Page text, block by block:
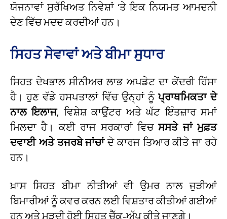
ਯੋਜਨਾਵਾਂ ਸੁਰੱਖਿਅਤ ਨਿਵੇਸ਼ਾਂ ‘ਤੇ ਇਕ ਨਿਯਮਤ ਆਮਦਨੀ
ਦੇਣ ਵਿੱਚ ਮਦਦ ਕਰਦੀਆਂ ਹਨ।
ਸਿਹਤ ਸੇਵਾਵਾਂ ਅਤੇ ਬੀਮਾ ਸੁਧਾਰ
ਸਿਹਤ ਦੇਖਭਾਲ ਸੀਨੀਅਰ ਲਾਭ ਅਪਡੇਟ ਦਾ ਕੇਂਦਰੀ ਹਿੱਸਾ
ਹੈ। ਹੁਣ ਵੱਡੇ ਹਸਪਤਾਲਾਂ ਵਿੱਚ ਉਨ੍ਹਾਂ ਨੂੰਪ੍ਰਾਥਮਿਕਤਾ ਦੇ
ਨਾਲ ਇਲਾਜ, ਵਿਸ਼ੇਸ਼ ਕਾਉਂਟਰ ਅਤੇ ਘੱਟ ਇੰਤਜ਼ਾਰ ਸਮਾਂ
ਮਿਲਦਾ ਹੈ। ਕਈ ਰਾਜ ਸਰਕਾਰਾਂ ਵਿਚਸਸਤੇ ਜਾਂ ਮੁਫ਼ਤ
ਦਵਾਈ ਅਤੇ ਤਜਰਬੇ ਜਾਂਚਾਂਦੇ ਕਾਰਜ ਤਿਆਰ ਕੀਤੇ ਜਾ ਰਹੇ
ਹਨ।
ਖ਼ਾਸ ਸਿਹਤ ਬੀਮਾ ਨੀਤੀਆਂ ਵੀ ਉਮਰ ਨਾਲ ਜੁੜੀਆਂ
ਬਿਮਾਰੀਆਂ ਨੂੰ ਕਵਰ ਕਰਨ ਲਈ ਵਿਸ਼ਤਾਰ ਕੀਤੀਆਂ ਗਈਆਂ
ਹਨ ਅਤੇ ਮੁੜਦੀ ਹੋਈ ਸਿਹਤ ਚੈੱਕ-ਅੱਪ ਕੀਤੇ ਜਾਣਗੇ।